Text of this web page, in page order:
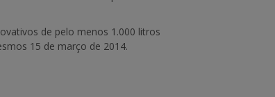
de pelo menos 1.000 litros
15 de março de 2014.